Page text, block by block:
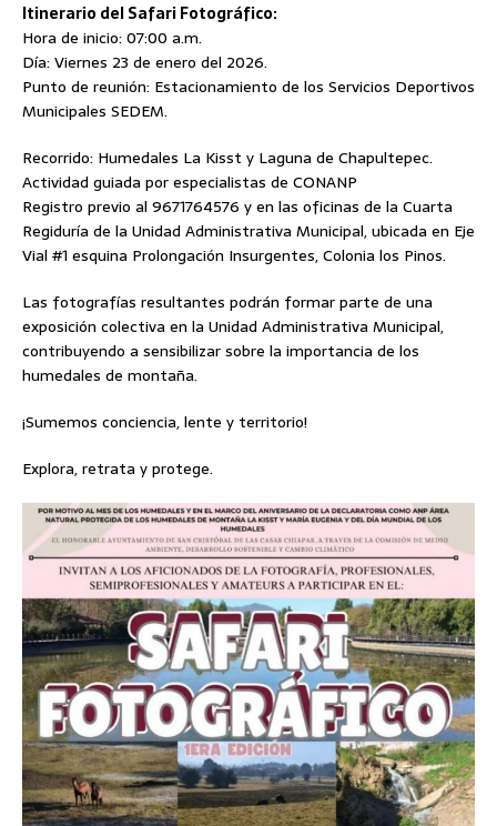
Itinerario del Safari Fotográfico:
Hora de inicio: 07:00 a.m.
Día: Viernes 23 de enero del 2026.
Punto de reunión: Estacionamiento de los Servicios Deportivos
Municipales SEDEM.
Recorrido: Humedales La Kisst y Laguna de Chapultepec.
Actividad guiada por especialistas de CONANP
Registro previo al 9671764576 y en las oficinas de la Cuarta
Regiduría de la Unidad Administrativa Municipal, ubicada en Eje
Vial #1 esquina Prolongación Insurgentes, Colonia los Pinos.
Las fotografías resultantes podrán formar parte de una
exposición colectiva en la Unidad Administrativa Municipal,
contribuyendo a sensibilizar sobre la importancia de los
humedales de montaña.
¡Sumemos conciencia, lente y territorio!
Explora, retrata y protege.